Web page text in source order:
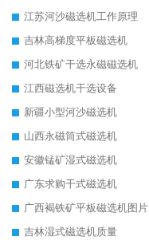
江苏河沙磁选机工作原理
吉林高梯度平板磁选机
河北铁矿干选永磁磁选机
江西磁选机干选设备
新疆小型河沙磁选机
山西永磁筒式磁选机
安徽锰矿湿式磁选机
广东求购干式磁选机
广西褐铁矿平板磁选机图片
吉林湿式磁选机质量